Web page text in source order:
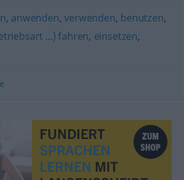
, anwenden,verwenden, benutzen,
...) fahren, einsetzen,